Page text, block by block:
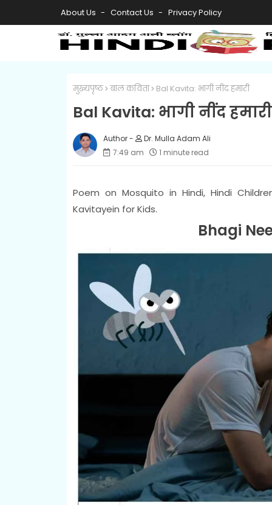
About Us Contact Us Privacy Policy
मुख्यपृष्ठ बाल कविता Bal Kavita: भागी नींद हमारी
Bal Kavita: भागी नींद हमारी
Dr. Mulla Adam Ali
7:49 am
1 minute read
Poem on Mosquito in Hindi, Hindi
Kavitayein for Kids.
Bhagi